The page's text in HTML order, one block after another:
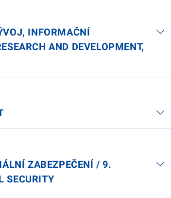
INFORMAČNÍ
AND DEVELOPMENT,
ZABEZPEČENÍ / 9.
SECURITY